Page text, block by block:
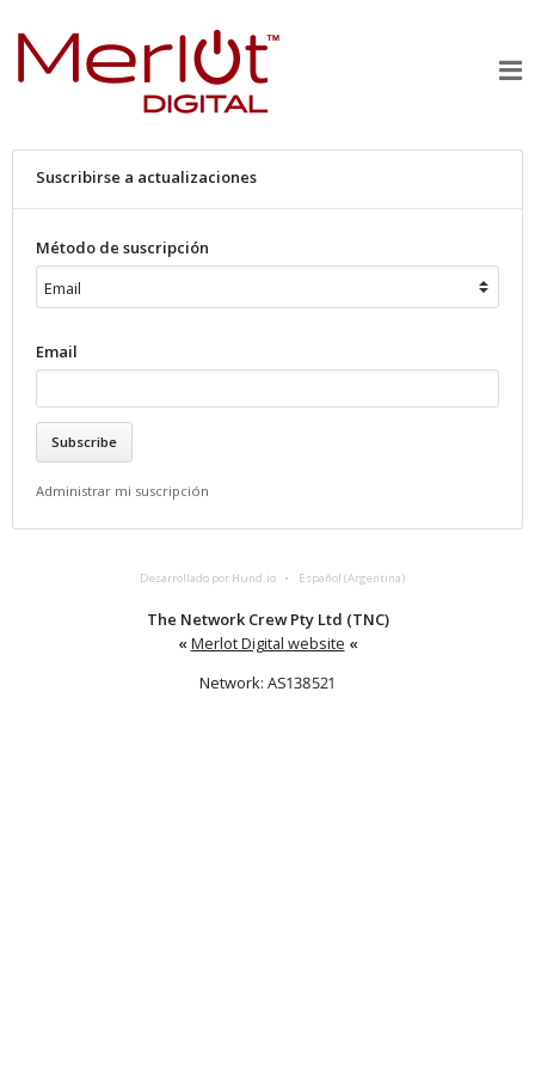
Suscribirse a actualizaciones
Método de suscripción
Email
Administrar mi suscripción
Desarrollado por Hund.io Español (Argentina)
The Network Crew Pty Ltd (TNC)
« Merlot Digital website «
Network: AS138521